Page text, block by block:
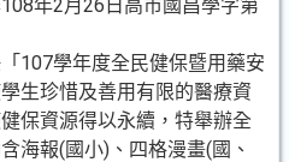
年2月26日高市國昌學字第
107學年度全民健保暨用藥安
生珍惜及善用有限的醫療資
保資源得以永續，特舉辦全
海報(國小)、四格漫畫(國、